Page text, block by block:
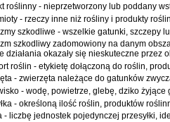
roślinny - nieprzetworzony lub poddany
- rzeczy inne niż rośliny i produkty
szkodliwe - wszelkie gatunki, szczepy
szkodliwy zadomowiony na danym
działania okazały się nieskuteczne przez
roślin - etykietę dołączoną do roślin,
- zwierzęta należące do gatunków
- wodę, powietrze, glebę, dziko
- określoną ilość roślin, produktów
- liczbę jednostek pojedynczej przesyłki,